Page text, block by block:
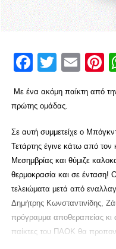
Facebook
Twitter
Με ένα ακόμη παίκτη από
πρώτης ομάδας.
Σε αυτή συμμετείχε ο
Τετάρτης έγινε κάτω από τον
Μεσημβρίας και θύμιζε
θερμοκρασία και σε ένταση!
τελειώματα μετά από
Δημήτρης Κωνσταντινίδης,
πρόγραμμα αποθεραπείας
παίκτες του ΠΑΟΚ θα